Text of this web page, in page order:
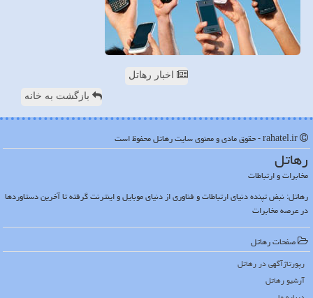
اخبار رهاتل
بازگشت به خانه
رهاتل
مخابرات و ارتباطات
رهاتل: نبض تپنده دنیای ارتباطات و فناوری از دنیای موبایل و اینترنت گرفته تا آخرین دستاوردها
در عرصه مخابرات
صفحات رهاتل
رپورتاژآگهی در رهاتل
آرشیو رهاتل